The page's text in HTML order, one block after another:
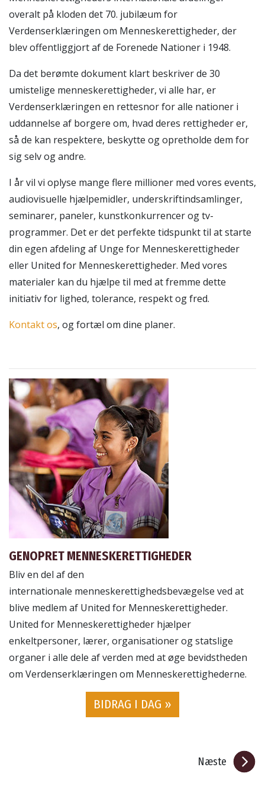
overalt på kloden det 70. jubilæum for
Verdenserklæringen om Menneskerettigheder, der
blev offentliggjort af de Forenede Nationer i 1948.
Da det berømte dokument klart beskriver de 30
umistelige menneskerettigheder, vi alle har, er
Verdenserklæringen en rettesnor for alle nationer i
uddannelse af borgere om, hvad deres rettigheder er,
så de kan respektere, beskytte og opretholde dem for
sig selv og andre.
I år vil vi oplyse mange flere millioner med vores events,
audiovisuelle hjælpemidler, underskriftindsamlinger,
seminarer, paneler, kunstkonkurrencer og tv-
programmer. Det er det perfekte tidspunkt til at starte
din egen afdeling af Unge for Menneskerettigheder
eller United for Menneskerettigheder. Med vores
materialer kan du hjælpe til med at fremme dette
initiativ for lighed, tolerance, respekt og fred.
Kontakt os, og fortæl om dine planer.
GENOPRET MENNESKERETTIGHEDER
Bliv en del af den
internationale menneskerettighedsbevægelse ved at
blive medlem af United for Menneskerettigheder.
United for Menneskerettigheder hjælper
enkeltpersoner, lærer, organisationer og statslige
organer i alle dele af verden med at øge bevidstheden
om Verdenserklæringen om Menneskerettighederne.
BIDRAG I DAG »
Næste